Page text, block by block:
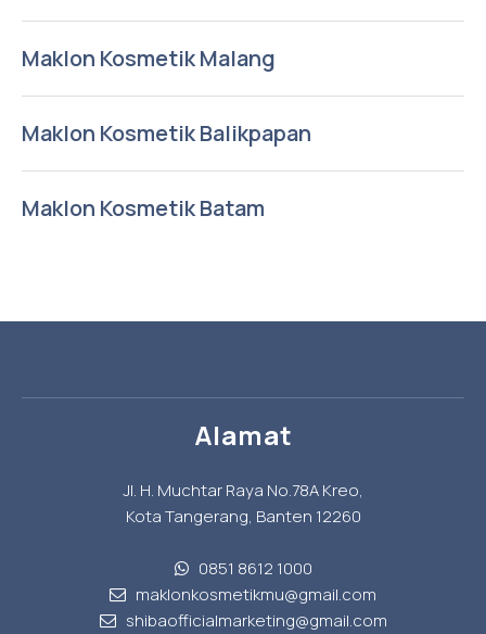
Maklon Kosmetik Malang
Maklon Kosmetik Balikpapan
Maklon Kosmetik Batam
Alamat
Jl. H. Muchtar Raya No.78A Kreo,
Kota Tangerang, Banten 12260
0851 8612 1000
maklonkosmetikmu@gmail.com
shibaofficialmarketing@gmail.com